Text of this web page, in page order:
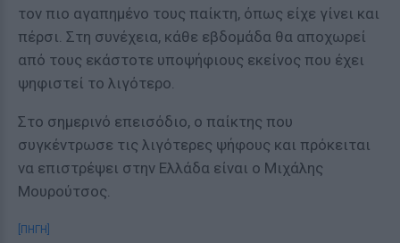
τον πιο αγαπημένο τους παίκτη, όπως είχε γίνει και
πέρσι. Στη συνέχεια, κάθε εβδομάδα θα αποχωρεί
από τους εκάστοτε υποψήφιους εκείνος που έχει
ψηφιστεί το λιγότερο.
Στο σημερινό επεισόδιο, ο παίκτης που
συγκέντρωσε τις λιγότερες ψήφους και πρόκειται
να επιστρέψει στην Ελλάδα είναι ο Μιχάλης
Μουρούτσος.
[ΠΗΓΗ]